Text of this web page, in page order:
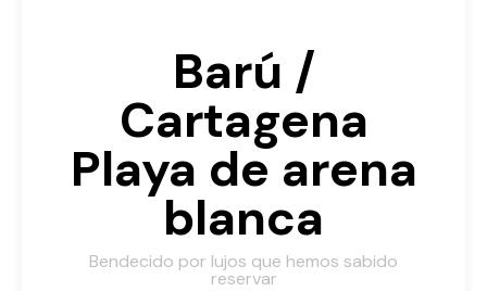
Barú /
Cartagena
Playa de arena
blanca
Bendecido por lujos que hemos sabido
reservar